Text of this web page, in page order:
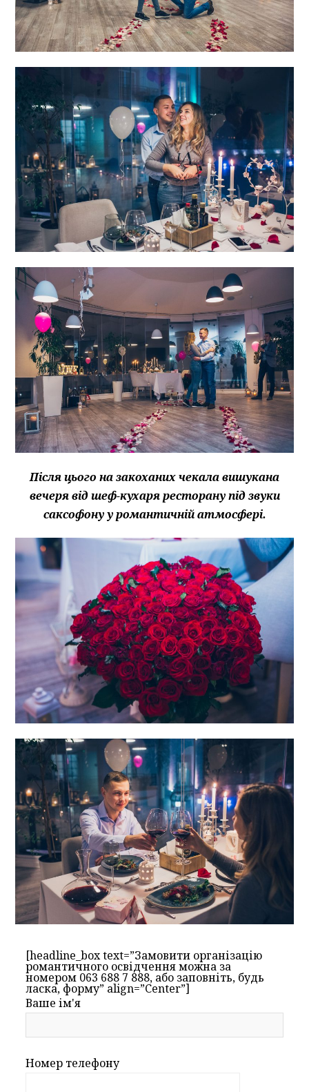
Після цього на закоханих чекала вишукана
вечеря від шеф-кухаря ресторану під звуки
саксофону у романтичній атмосфері.
[headline_box text=”Замовити організацію
романтичного освідчення можна за
номером 063 688 7 888, або заповніть, будь
ласка, форму” align=”Center”]
Ваше ім'я
Номер телефону